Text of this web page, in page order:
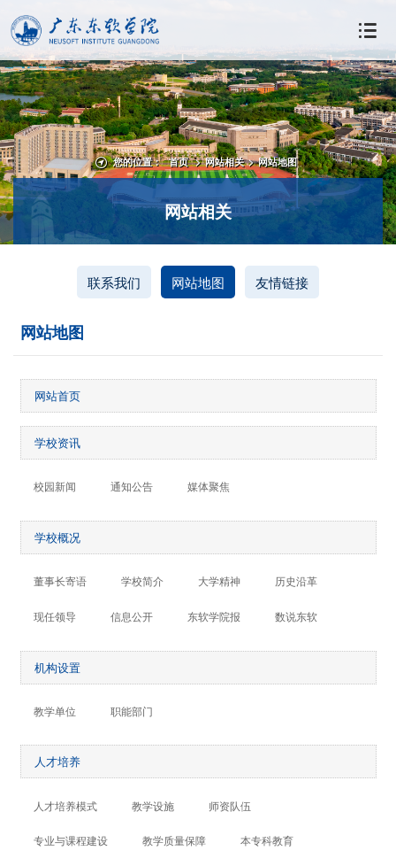
您的位置： 首页 > 网站相关 > 网站地图
网站相关
联系我们 网站地图 友情链接
网站地图
网站首页
学校资讯
校园新闻 通知公告 媒体聚焦
学校概况
董事长寄语 学校简介 大学精神 历史沿革
现任领导 信息公开 东软学院报 数说东软
机构设置
教学单位 职能部门
人才培养
人才培养模式 教学设施 师资队伍
专业与课程建设 教学质量保障 本专科教育